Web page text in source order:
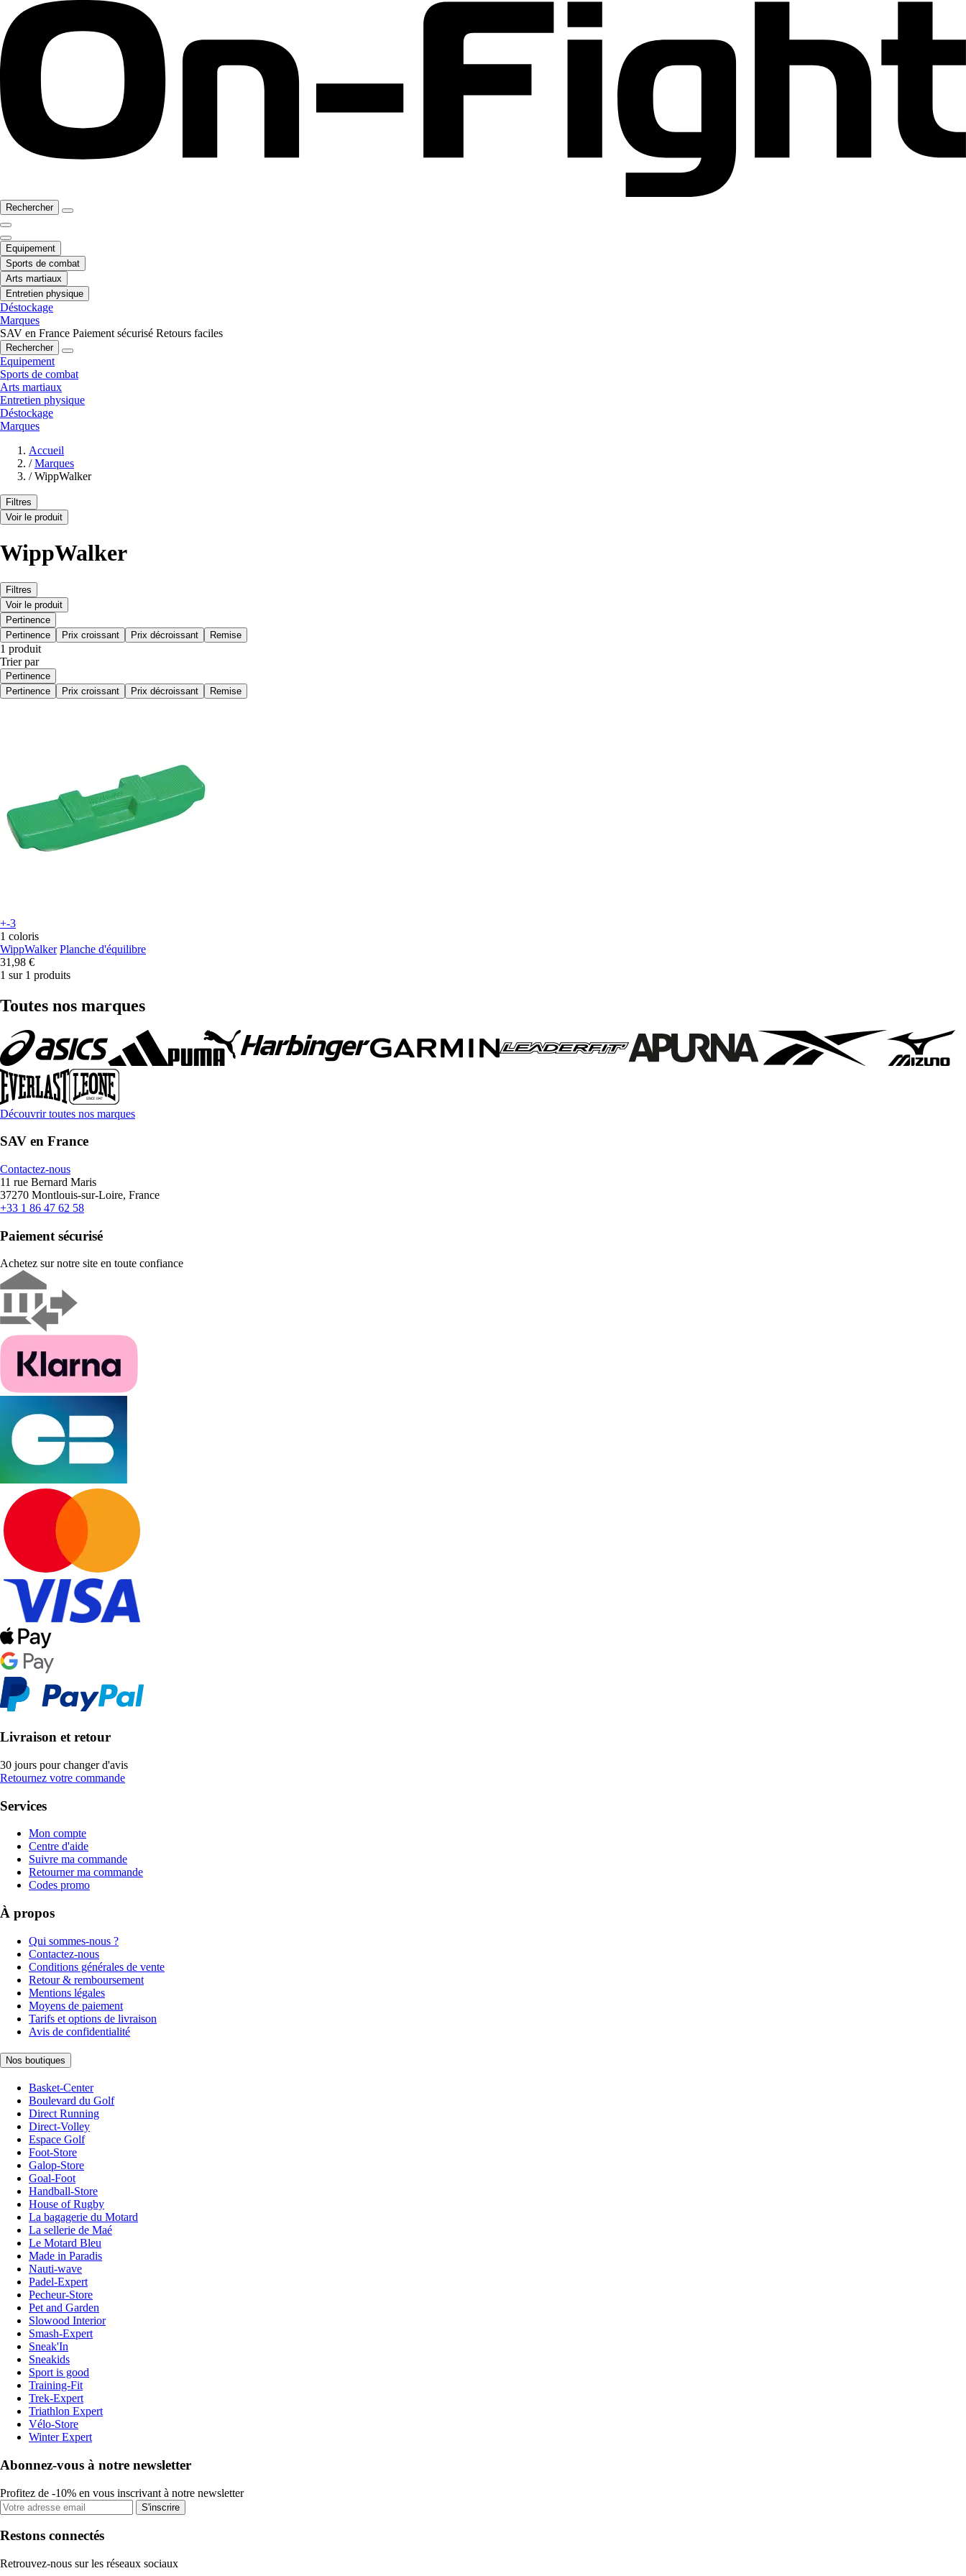
Rechercher
Equipement
Sports de combat
Arts martiaux
Entretien physique
Déstockage
Marques
SAV en France Paiement sécurisé Retours faciles
Rechercher
Equipement
Sports de combat
Arts martiaux
Entretien physique
Déstockage
Marques
Accueil
/ Marques
/ WippWalker
Filtres
Voir le produit
WippWalker
Filtres
Voir le produit
Pertinence
Pertinence
Prix croissant Prix décroissant Remise
1 produit
Trier par
Pertinence
Pertinence
Prix croissant Prix décroissant Remise
+-3
1 coloris
WippWalker Planche d'équilibre
31,98 €
1 sur 1 produits
Toutes nos marques
Découvrir toutes nos marques
SAV en France
Contactez-nous
11 rue Bernard Maris
37270 Montlouis-sur-Loire, France
+33 1 86 47 62 58
Paiement sécurisé
Achetez sur notre site en toute confiance
Livraison et retour
30 jours pour changer d'avis
Retournez votre commande
Services
Mon compte
Centre d'aide
Suivre ma commande
Retourner ma commande
Codes promo
À propos
Qui sommes-nous ?
Contactez-nous
Conditions générales de vente
Retour & remboursement
Mentions légales
Moyens de paiement
Tarifs et options de livraison
Avis de confidentialité
Nos boutiques
Basket-Center
Boulevard du Golf
Direct Running
Direct-Volley
Espace Golf
Foot-Store
Galop-Store
Goal-Foot
Handball-Store
House of Rugby
La bagagerie du Motard
La sellerie de Maé
Le Motard Bleu
Made in Paradis
Nauti-wave
Padel-Expert
Pecheur-Store
Pet and Garden
Slowood Interior
Smash-Expert
Sneak'In
Sneakids
Sport is good
Training-Fit
Trek-Expert
Triathlon Expert
Vélo-Store
Winter Expert
Abonnez-vous à notre newsletter
Profitez de -10% en vous inscrivant à notre newsletter
S'inscrire
Restons connectés
Retrouvez-nous sur les réseaux sociaux